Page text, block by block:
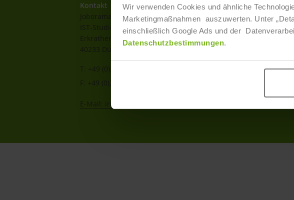
Wir verwenden Cookies und ähnliche
Marketingmaßnahmen auszuwerten. Unter
einschließlich Google Ads und der
Datenschutzbestimmungen.
Kontakt
Joborama
IST-Studieninstitut GmbH
Erkrather Str. 220a-c
40233 Düsseldorf
T: +49 (0)211 / 866 68 - 13
F: +49 (0)211 / 866 68 - 30
E-Mail: info@joborama.de
Über Uns